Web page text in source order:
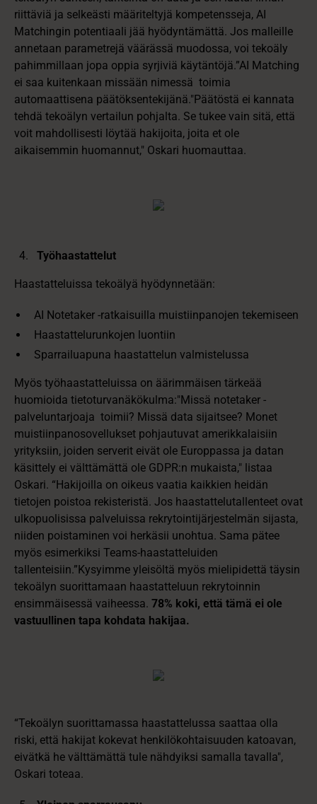
riittäviä ja selkeästi määriteltyjä kompetensseja, AI
Matchingin potentiaali jää hyödyntämättä. Jos malleille
annetaan parametrejä väärässä muodossa, voi tekoäly
pahimmillaan jopa oppia syrjiviä käytäntöjä.”AI Matching
ei saa kuitenkaan missään nimessä toimia
automaattisena päätöksentekijänä."Päätöstä ei kannata
tehdä tekoälyn vertailun pohjalta. Se tukee vain sitä, että
voit mahdollisesti löytää hakijoita, joita et ole
aikaisemmin huomannut," Oskari huomauttaa.
Työhaastattelut
Haastatteluissa tekoälyä hyödynnetään:
AI Notetaker -ratkaisuilla muistiinpanojen tekemiseen
Haastattelurunkojen luontiin
Sparrailuapuna haastattelun valmistelussa
Myös työhaastatteluissa on äärimmäisen tärkeää
huomioida tietoturvanäkökulma:"Missä notetaker -
palveluntarjoaja toimii? Missä data sijaitsee? Monet
muistiinpanosovellukset pohjautuvat amerikkalaisiin
yrityksiin, joiden serverit eivät ole Europpassa ja datan
käsittely ei välttämättä ole GDPR:n mukaista," listaa
Oskari. “Hakijoilla on oikeus vaatia kaikkien heidän
tietojen poistoa rekisteristä. Jos haastattelutallenteet ovat
ulkopuolisissa palveluissa rekrytointijärjestelmän sijasta,
niiden poistaminen voi herkäsii unohtua. Sama pätee
myös esimerkiksi Teams-haastatteluiden
tallenteisiin.”Kysyimme yleisöltä myös mielipidettä täysin
tekoälyn suorittamaan haastatteluun rekrytoinnin
ensimmäisessä vaiheessa. 78% koki, että tämä ei ole
vastuullinen tapa kohdata hakijaa.
“Tekoälyn suorittamassa haastattelussa saattaa olla
riski, että hakijat kokevat henkilökohtaisuuden katoavan,
eivätkä he välttämättä tule nähdyiksi samalla tavalla",
Oskari toteaa.